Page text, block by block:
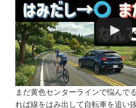
まだ黄色センターラインで悩んで
れば線をはみ出して自転車を追い